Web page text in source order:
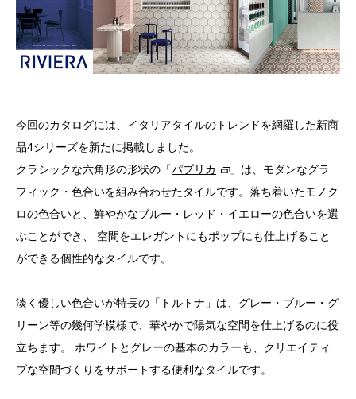
今回のカタログには、イタリアタイルのトレンドを網羅した新商
品4シリーズを新たに掲載しました。
クラシックな六角形の形状の「パプリカ
」は、モダンなグラ
フィック・色合いを組み合わせたタイルです。落ち着いたモノク
ロの色合いと、鮮やかなブルー・レッド・イエローの色合いを選
ぶことができ、 空間をエレガントにもポップにも仕上げること
ができる個性的なタイルです。
淡く優しい色合いが特長の「トルトナ」は、グレー・ブルー・グ
リーン等の幾何学模様で、華やかで陽気な空間を仕上げるのに役
立ちます。 ホワイトとグレーの基本のカラーも、クリエイティ
ブな空間づくりをサポートする便利なタイルです。